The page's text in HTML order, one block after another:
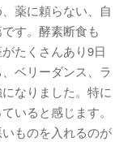
薬に頼らない、自
す。酵素断食も
たくさんあり9日
ベリーダンス、ラ
なりました。特に
いると感じます。
ものを入れるのが